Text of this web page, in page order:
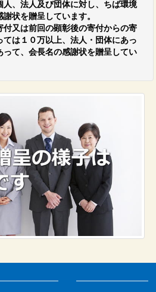
、法人及び団体に対し、ちば環境
状を贈呈しています。
又は前回の顕彰後の寄付からの寄
は１０万以上、法人・団体にあっ
て、会長名の感謝状を贈呈してい